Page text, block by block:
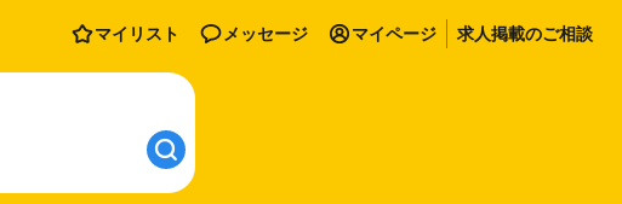
マイリスト メッセージ マイページ 求人掲載のご相談